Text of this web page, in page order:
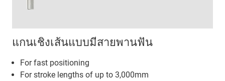
แกนเชิงเส้นแบบมีสายพานฟัน
For fast positioning
For stroke lengths of up to 3,000mm